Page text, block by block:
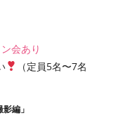
会あり
（定員5名〜7名
影編」